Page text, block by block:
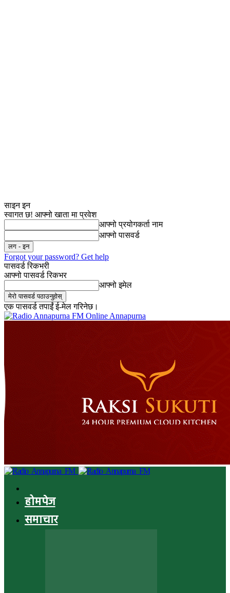
साइन इन
स्वागत छ! आफ्नो खाता मा प्रवेश
आफ्नो प्रयोगकर्ता नाम
आफ्नो पासवर्ड
Forgot your password? Get help
पासवर्ड रिकभरी
आफ्नो पासवर्ड रिकभर
आफ्नो इमेल
एक पासवर्ड तपाईं ई-मेल गरिनेछ।
Online Annapurna
होमपेज
समाचार